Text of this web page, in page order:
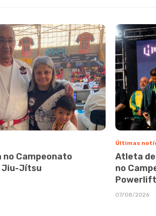
no Campeonato
Jiu-Jítsu
Últimas
Atleta
no
07/08/2026